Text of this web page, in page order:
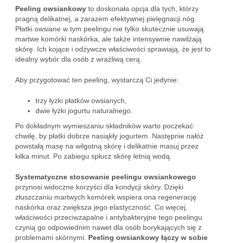
Peeling owsiankowy to doskonała opcja dla tych, którzy
pragną delikatnej, a zarazem efektywnej pielęgnacji nóg.
Płatki owsiane w tym peelingu nie tylko skutecznie usuwają
martwe komórki naskórka, ale także intensywnie nawilżają
skórę. Ich kojące i odżywcze właściwości sprawiają, że jest to
idealny wybór dla osób z wrażliwą cerą.
Aby przygotować ten peeling, wystarczą Ci jedynie:
trzy łyżki płatków owsianych,
dwie łyżki jogurtu naturalnego.
Po dokładnym wymieszaniu składników warto poczekać
chwilę, by płatki dobrze nasiąkły jogurtem. Następnie nałóż
powstałą masę na wilgotną skórę i delikatnie masuj przez
kilka minut. Po zabiegu spłucz skórę letnią wodą.
Systematyczne stosowanie peelingu owsiankowego
przynosi widoczne korzyści dla kondycji skóry. Dzięki
złuszczaniu martwych komórek wspiera ona regenerację
naskórka oraz zwiększa jego elastyczność. Co więcej,
właściwości przeciwzapalne i antybakteryjne tego peelingu
czynią go odpowiednim nawet dla osób borykających się z
problemami skórnymi. Peeling owsiankowy łączy w sobie